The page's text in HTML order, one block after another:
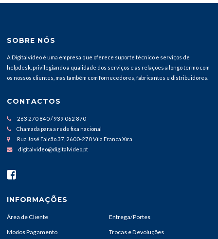
SOBRE NÓS
A Digitalvideo é uma empresa que oferece suporte técnico e serviços de
helpdesk, privilegiando a qualidade dos serviços e as relações a longo termo com
os nossos clientes, mas também com fornecedores, fabricantes e distribuidores.
CONTACTOS
263 270 840 / 939 062 870
Chamada para a rede fixa nacional
Rua José Falcão 37, 2600-270 Vila Franca Xira
digitalvideo@digitalvideo.pt
INFORMAÇÕES
Área de Cliente Entrega/Portes
Modos Pagamento Trocas e Devoluções